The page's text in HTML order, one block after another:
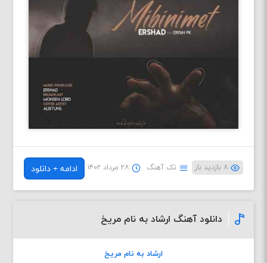
۸ بازدید بار تک آهنگ ۲۸ مرداد ۱۴۰۲ ادامه + دانلود
دانلود آهنگ ارشاد به نام مریخ
ارشاد به نام مریخ